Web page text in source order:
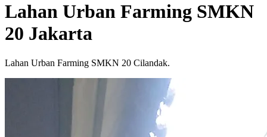
Lahan Urban Farming SMKN
20 Jakarta
Lahan Urban Farming SMKN 20 Cilandak.